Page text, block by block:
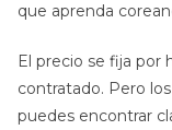
que aprenda
El precio se fija por
contratado. Pero
puedes encontrar